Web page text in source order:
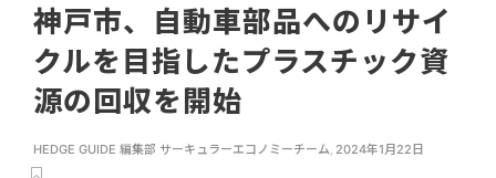
神戸市、自動車部品へのリサイ
クルを目指したプラスチック資
源の回収を開始
HEDGE GUIDE 編集部 サーキュラーエコノミーチーム, 2024年1月22日